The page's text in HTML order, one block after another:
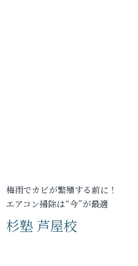
梅雨でカビが繁殖する前に！
エアコン掃除は“今”が最適
杉塾 芦屋校